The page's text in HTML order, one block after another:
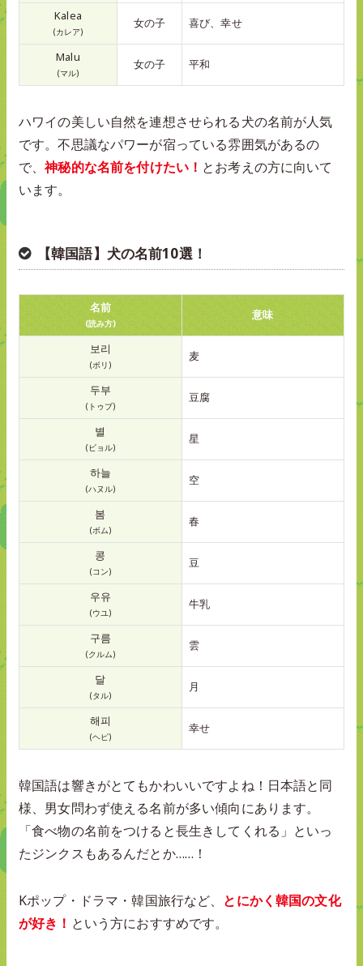
Kalea
(カレア)
女の子 喜び、幸せ
Malu
(マル)
女の子 平和
ハワイの美しい自然を連想させられる犬の名前が人気
です。不思議なパワーが宿っている雰囲気があるの
で、神秘的な名前を付けたい！ とお考えの方に向いて
います。
【韓国語】犬の名前10選！
名前
(読み方)
意味
보리
(ボリ)
麦
두부
(トゥブ)
豆腐
별
(ビョル)
星
하늘
(ハヌル)
空
봄
(ボム)
春
콩
(コン)
豆
우유
(ウユ)
牛乳
구름
(クルム)
雲
달
(タル)
月
해피
(ヘピ)
幸せ
韓国語は響きがとてもかわいいですよね！日本語と同
様、男女問わず使える名前が多い傾向にあります。
「食べ物の名前をつけると長生きしてくれる」といっ
たジンクスもあるんだとか……！
Kポップ・ドラマ・韓国旅行など、 とにかく韓国の文化
が好き！ という方におすすめです。